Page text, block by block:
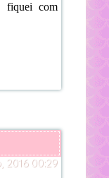
fiquei com
2016 00:29